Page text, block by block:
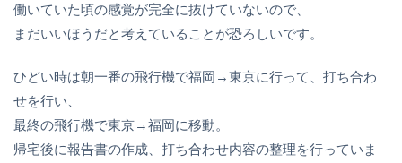
働いていた頃の感覚が完全に抜けていないので、
まだいいほうだと考えていることが恐ろしいです。
ひどい時は朝一番の飛行機で福岡→東京に行って、打ち合わ
せを行い、
最終の飛行機で東京→福岡に移動。
帰宅後に報告書の作成、打ち合わせ内容の整理を行っていま